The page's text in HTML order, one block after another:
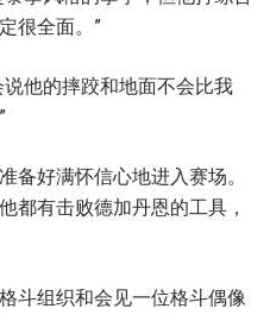
很全面。”
他的摔跤和地面不会比我
备好满怀信心地进入赛场。
都有击败德加丹恩的工具，
斗组织和会见一位格斗偶像